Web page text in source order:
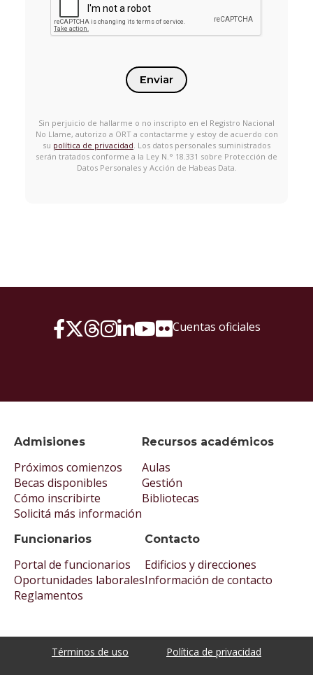
Enviar
Sin perjuicio de hallarme o no inscripto en el Registro Nacional
No Llame, autorizo a ORT a contactarme y estoy de acuerdo con
su política de privacidad . Los datos personales suministrados
serán tratados conforme a la Ley N.° 18.331 sobre Protección de
Datos Personales y Acción de Habeas Data.
Admisiones
Próximos comienzos
Becas disponibles
Cómo inscribirte
Solicitá más información
Recursos académicos
Aulas
Gestión
Bibliotecas
Funcionarios
Portal de funcionarios
Oportunidades laborales
Reglamentos
Contacto
Edificios y direcciones
Información de contacto
Cuentas oficiales
Términos de uso Política de privacidad